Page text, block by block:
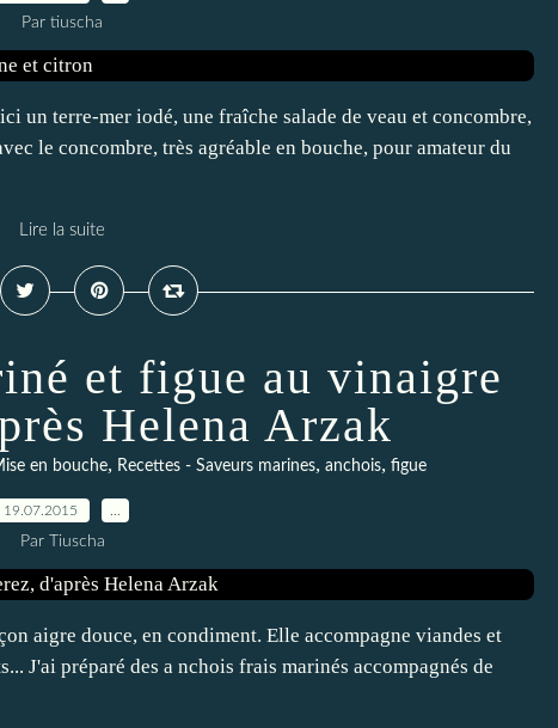
Par tiuscha
un terre-mer iodé, une fraîche salade de veau et concombre,
le concombre, très agréable en bouche, pour amateur du
Lire la suite
et figue au vinaigre
Helena Arzak
en bouche, Recettes - Saveurs marines, anchois, figue
19.07.2015
Par Tiuscha
aigre douce, en condiment. Elle accompagne viandes et
J'ai préparé des a nchois frais marinés accompagnés de